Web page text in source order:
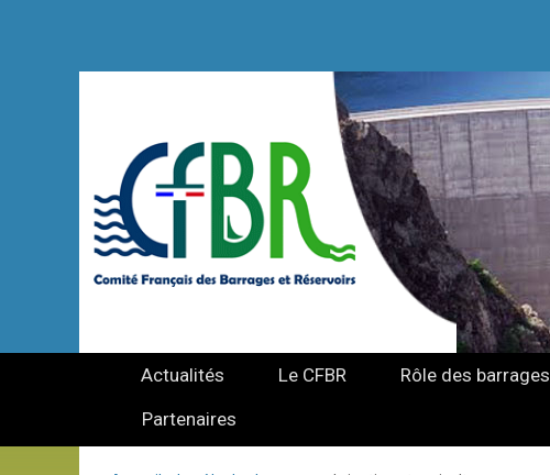
Actualités Le CFBR Rôle des barrages
Partenaires